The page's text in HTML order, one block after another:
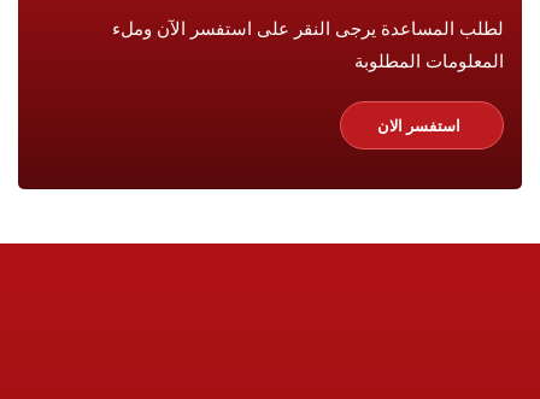
لطلب المساعدة يرجى النقر على استفسر الآن وملء
المعلومات المطلوبة
استفسر الان